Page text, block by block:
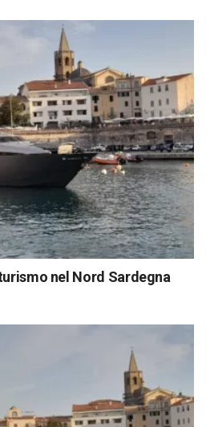
nel Nord Sardegna